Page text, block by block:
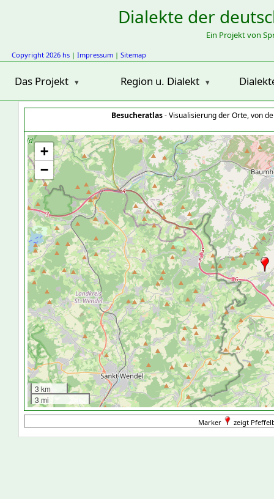
Dialekte der
Ein Projekt von
Copyright 2026 hs | Impressum | Sitemap
Das Projekt Region u. Dialekt
Besucheratlas- Visualisierung der Orte, von
+
−
3 km
3 mi
Marker zeigt